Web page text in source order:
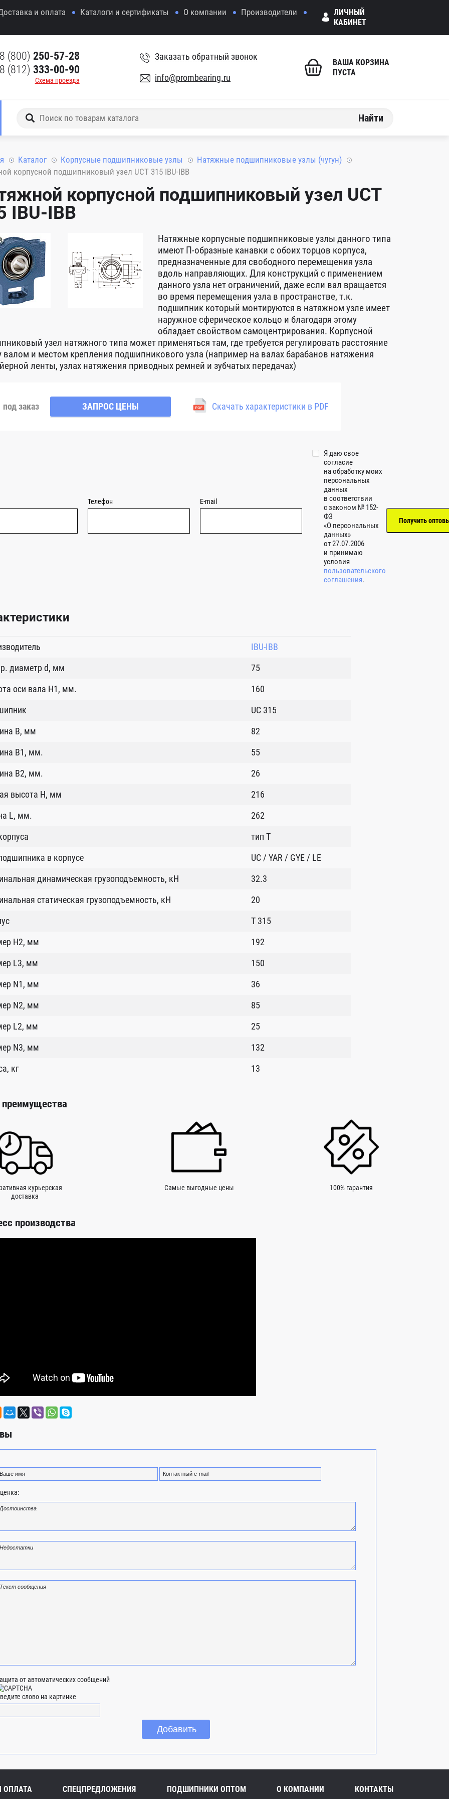
и оплата Каталоги и сертификаты О компании
Производители
ЛИЧНЫЙ
КАБИНЕТ
8 (800) 250-57-28
8 (812) 333-00-90
Схема проезда
Заказать обратный звонок
info@prombearing.ru
ВАША КОРЗИНА
ПУСТА
Найти
Каталог Корпусные подшипниковые узлы
Натяжные подшипниковые узлы (чугун)
корпусной подшипниковый узел UCT 315 IBU-IBB
корпусной подшипниковый узел UCT
IBU-IBB
Натяжные корпусные подшипниковые узлы данного типа
имеют П-образные канавки с обоих торцов корпуса,
предназначенные для свободного перемещения узла
вдоль направляющих. Для конструкций с применением
данного узла нет ограничений, даже если вал вращается
во время перемещения узла в пространстве, т.к.
подшипник который монтируются в натяжном узле имеет
наружное сферическое кольцо и благодаря этому
обладает свойством самоцентрирования. Корпусной
узел натяжного типа может применяться там, где требуется регулировать расстояние
и местом крепления подшипникового узла (например на валах барабанов натяжения
ленты, узлах натяжения приводных ремней и зубчатых передачах)
под заказ ЗАПРОС ЦЕНЫ Скачать характеристики в PDF
Телефон E-mail
Я даю свое
согласие
на обработку моих
персональных
данных
в соответствии
с законом № 152-
ФЗ
«О персональных
данных»
от 27.07.2006
и принимаю
условия
пользовательского
соглашения.
IBU-IBB
диаметр d, мм
75
оси вала H1, мм.
160
UC 315
B, мм
82
B1, мм.
55
B2, мм.
26
высота H, мм
216
L, мм.
262
тип T
в корпусе
UC / YAR / GYE / LE
динамическая грузоподъемность, кН
32.3
статическая грузоподъемность, кН
20
T 315
Н2, мм
192
L3, мм
150
N1, мм
36
N2, мм
85
L2, мм
25
N3, мм
132
кг
13
курьерская
доставка
Самые выгодные цены 100% гарантия
производства
от автоматических сообщений
слово на картинке
ОПЛАТА СПЕЦПРЕДЛОЖЕНИЯ ПОДШИПНИКИ ОПТОМ О КОМПАНИИ КОНТАКТЫ